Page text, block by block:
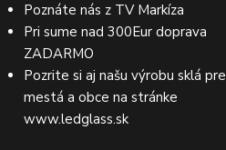
Poznáte nás z TV Markíza
Pri sume nad 300Eur doprava
ZADARMO
Pozrite si aj našu výrobu sklá pre
mestá a obce na stránke
www.ledglass.sk